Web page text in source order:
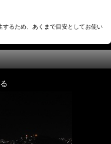
るため、あくまで目安としてお使い